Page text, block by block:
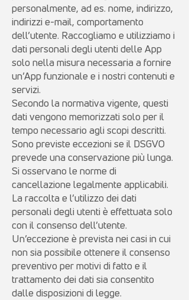
personalmente, ad es. nome, indirizzo,
indirizzi e-mail, comportamento
dell’utente. Raccogliamo e utilizziamo i
dati personali degli utenti delle App
solo nella misura necessaria a fornire
un’App funzionale e i nostri contenuti e
servizi.
Secondo la normativa vigente, questi
dati vengono memorizzati solo per il
tempo necessario agli scopi descritti.
Sono previste eccezioni se il DSGVO
prevede una conservazione più lunga.
Si osservano le norme di
cancellazione legalmente applicabili.
La raccolta e l’utilizzo dei dati
personali degli utenti è effettuata solo
con il consenso dell’utente.
Un’eccezione è prevista nei casi in cui
non sia possibile ottenere il consenso
preventivo per motivi di fatto e il
trattamento dei dati sia consentito
dalle disposizioni di legge.